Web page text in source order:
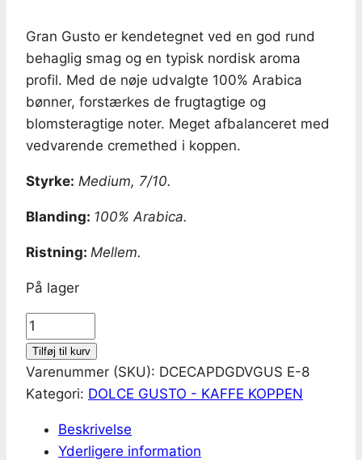
Gran Gusto er kendetegnet ved en god rund
behaglig smag og en typisk nordisk aroma
profil. Med de nøje udvalgte 100% Arabica
bønner, forstærkes de frugtagtige og
blomsteragtige noter. Meget afbalanceret med
vedvarende cremethed i koppen.
Styrke: Medium, 7/10.
Blanding: 100% Arabica.
Ristning: Mellem.
På lager
Gran
Gusto
kaffekapsler
til
Gusto
Tilføj til kurv
Varenummer (SKU): DCECAPDGDVGUS E-8
Kategori: DOLCE GUSTO - KAFFE KOPPEN
Beskrivelse
Yderligere information